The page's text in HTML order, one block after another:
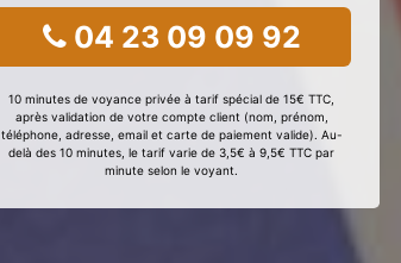
04 23 09 09 92
10 minutes de voyance privée à tarif spécial de 15€ TTC,
après validation de votre compte client (nom, prénom,
téléphone, adresse, email et carte de paiement valide). Au-
delà des 10 minutes, le tarif varie de 3,5€ à 9,5€ TTC par
minute selon le voyant.